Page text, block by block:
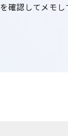
確認してメモ